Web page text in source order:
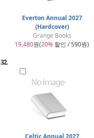
Everton Annual 2027
(Hardcover)
Grange Books
19,480원(20% 할인 / 590원)
32.
Celtic Annual 2027